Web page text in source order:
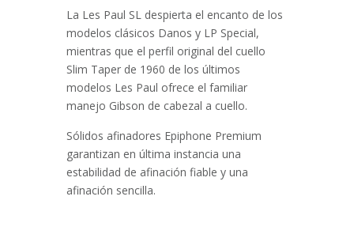
La Les Paul SL despierta el encanto de los
modelos clásicos Danos y LP Special,
mientras que el perfil original del cuello
Slim Taper de 1960 de los últimos
modelos Les Paul ofrece el familiar
manejo Gibson de cabezal a cuello.
Sólidos afinadores Epiphone Premium
garantizan en última instancia una
estabilidad de afinación fiable y una
afinación sencilla.